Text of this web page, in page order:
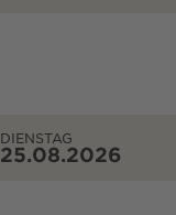
DIENSTAG
25.08.2026